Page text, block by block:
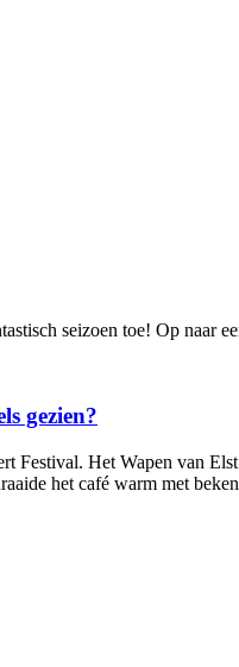
seizoen toe! Op naar
gezien?
Festival. Het Wapen van
het café warm met